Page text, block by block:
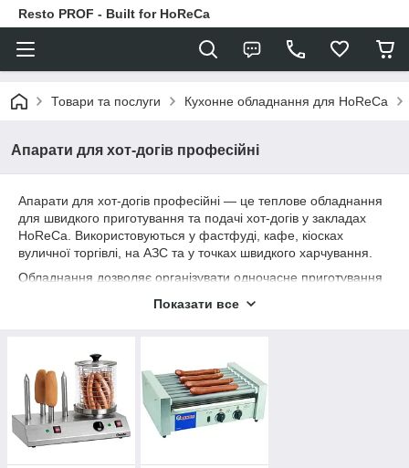
Resto PROF - Built for HoReCa
Товари та послуги Кухонне обладнання для HoReCa
Апарати для хот-догів професійні
Апарати для хот-догів професійні — це теплове обладнання
для швидкого приготування та подачі хот-догів у закладах
HoReCa. Використовуються у фастфуді, кафе, кіосках
вуличної торгівлі, на АЗС та у точках швидкого харчування.
Обладнання дозволяє організувати одночасне приготування
обслуговування клієнтів при високому потоці.
посиланням.
Показати все